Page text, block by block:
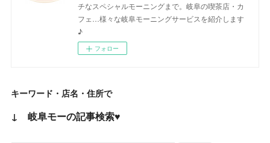
チなスペシャルモーニングまで。岐阜の喫茶店・カ
フェ…様々な岐阜モーニングサービスを紹介します
♪
フォロー
キーワード・店名・住所で
↓ 岐阜モーの記事検索♥